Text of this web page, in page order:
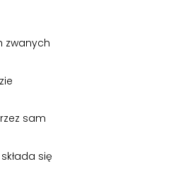
zwanych
sam
się